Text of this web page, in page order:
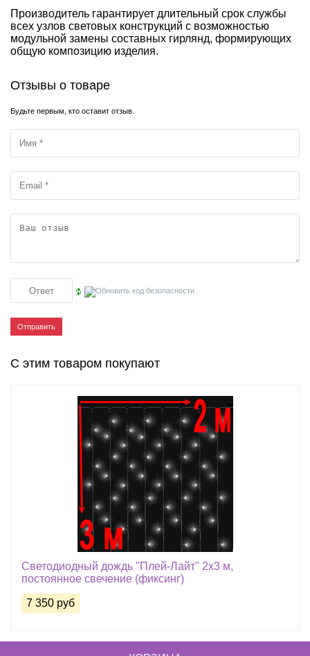
Производитель гарантирует длительный срок службы
всех узлов световых конструкций с возможностью
модульной замены составных гирлянд, формирующих
общую композицию изделия.
Отзывы о товаре
Будьте первым, кто оставит отзыв.
Отправить
С этим товаром покупают
Светодиодный дождь "Плей-Лайт" 2х3 м,
постоянное свечение (фиксинг)
7 350 руб